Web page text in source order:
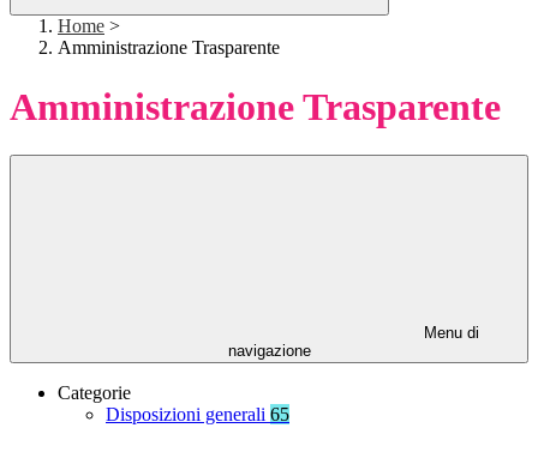
Home >
Amministrazione Trasparente
Amministrazione Trasparente
Menu di
navigazione
Categorie
Disposizioni generali 65